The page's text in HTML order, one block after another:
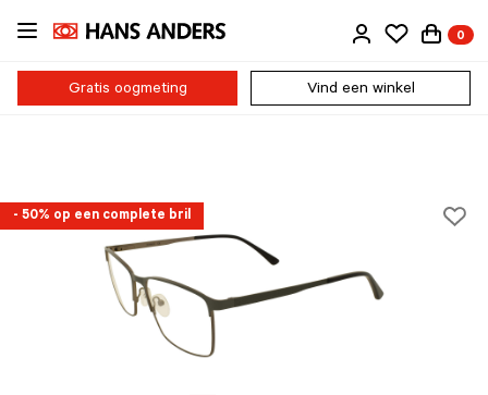
Ga
naar
inhoud
0
Gratis oogmeting Vind een winkel
- 50% op een complete bril